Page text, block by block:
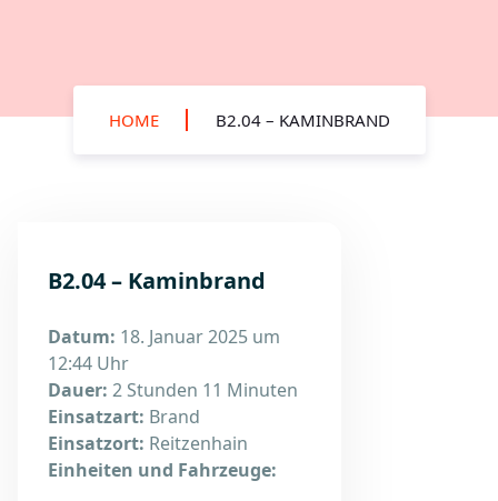
HOME B2.04 – KAMINBRAND
B2.04 – Kaminbrand
Datum: 18. Januar 2025 um
12:44 Uhr
Dauer: 2 Stunden 11 Minuten
Einsatzart: Brand
Einsatzort: Reitzenhain
Einheiten und Fahrzeuge: